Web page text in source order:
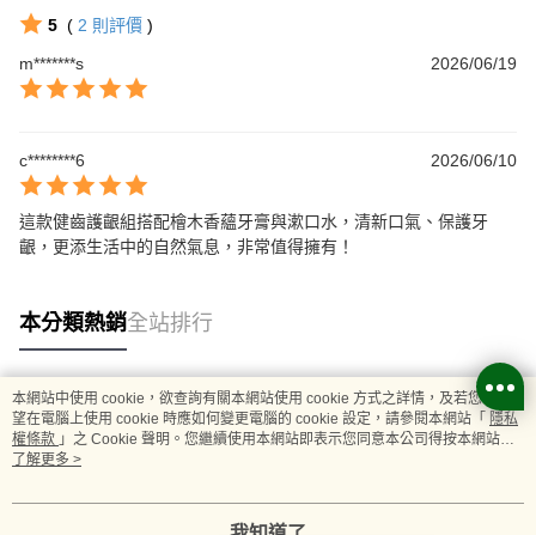
5 ( 2 則評價 )
m*******s
2026/06/19
c********6 2026/06/10
這款健齒護齦組搭配檜木香蘊牙膏與漱口水，清新口氣、保護牙
齦，更添生活中的自然氣息，非常值得擁有！
本分類熱銷全站排行
熱門標籤
本網站中使用 cookie，欲查詢有關本網站使用 cookie 方式之詳情，及若您不希
望在電腦上使用 cookie 時應如何變更電腦的 cookie 設定，請參閱本網站「 隱私
權條款 」之 Cookie 聲明。您繼續使用本網站即表示您同意本公司得按本網站使
用條款之 Cookie 聲明使用 cookie。
了解更多 >